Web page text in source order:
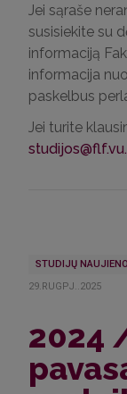
Jei sąraše
susisiekite su
informaciją
informacija
paskelbus
Jei turite
STUDIJŲ
29.RUGPJ..2025
2024